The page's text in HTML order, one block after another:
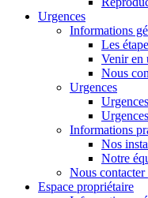
Urgences
Informations
Les
Venir en
Nous
Urgences
Informations
Nos
Notre
Nous
Espace propriétaire